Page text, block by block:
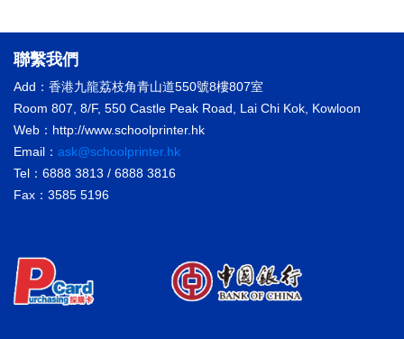
聯繫我們
Add：香港九龍荔枝角青山道550號8樓807室
Room 807, 8/F, 550 Castle Peak Road, Lai Chi Kok, Kowloon
Web：http://www.schoolprinter.hk
Email： ask@schoolprinter.hk
Tel：6888 3813 / 6888 3816
Fax：3585 5196